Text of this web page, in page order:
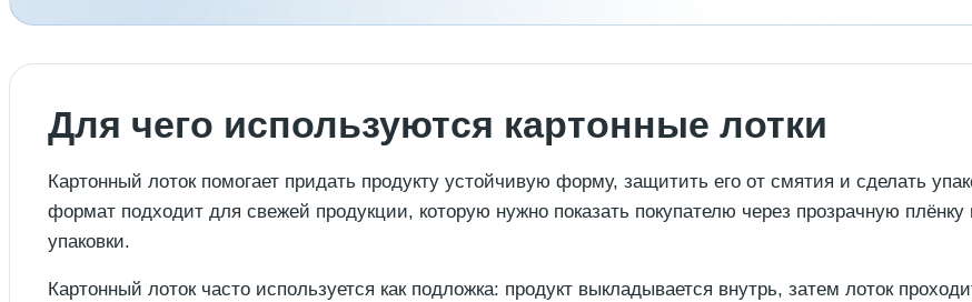
Для чего используются картонные лотки
Картонный лоток помогает придать продукту устойчивую форму, защитить его от смятия и сделать
формат подходит для свежей продукции, которую нужно показать покупателю через прозрачную
упаковки.
Картонный лоток часто используется как подложка: продукт выкладывается внутрь, затем лоток